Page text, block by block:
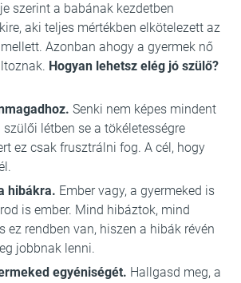
szerint a babának kezdetben
aki teljes mértékben elkötelezett az
Azonban ahogy a gyermek nő
Hogyan lehetsz elég jó szülő?
Senki nem képes mindent
szülői létben se a tökéletességre
ez csak frusztrálni fog. A cél, hogy
hibákra. Ember vagy, a gyermeked is
is ember. Mind hibáztok, mind
ez rendben van, hiszen a hibák révén
jobbnak lenni.
egyéniségét. Hallgasd meg, a